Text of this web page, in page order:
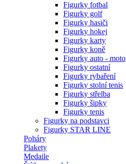
Figurky fotbal
Figurky golf
Figurky hasiči
Figurky hokej
Figurky karty
Figurky koně
Figurky auto - moto
Figurky ostatní
Figurky rybaření
Figurky stolní tenis
Figurky střelba
Figurky šipky
Figurky tenis
Figurky na podstavci
Figurky STAR LINE
Poháry
Plakety
Medaile